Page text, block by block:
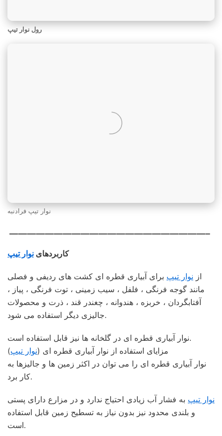
رول نوار تیپ
نوار تیپ فرادنبه
——————————————————————–
کاربردهای نوار تیپ
از نوار تیپ برای آبیاری قطره ای کشت های ردیفی و فصلی
مانند گوجه فرنگی ، فلفل ، سیب زمینی ، توت فرنگی ، پیاز ،
آفتابگردان ، خربزه ، هندوانه ، چغندر قند ، ذرت و محصولات
جالیزی دیگر استفاده می شود.
نوار آبیاری قطره ای در گلخانه ها نیز قابل استفاده است.
مزایای استفاده از نوار آبیاری قطره ای (نوار تیپ)
نوار آبیاری قطره ای را می توان در اکثر زمین ها و جالیزها به
کار برد.
نوار تیپ به فشار آب زیادی احتیاج ندارد و در مزارع دارای پستی
و بلندی محدود نیز بدون نیاز به تسطیح زمین قابل استفاده
است.